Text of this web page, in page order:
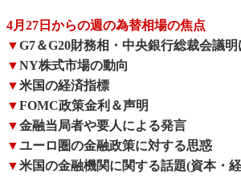
4月27日からの週の為替相場の焦点
▼G7＆G20財務相・中央銀行総裁会議明
▼NY株式市場の動向
▼米国の経済指標
▼FOMC政策金利＆声明
▼金融当局者や要人による発言
▼ユーロ圏の金融政策に対する思惑
▼米国の金融機関に関する話題(資本・